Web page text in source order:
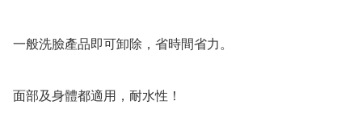
一般洗臉產品即可卸除，省時間省力。
面部及身體都適用，耐水性！